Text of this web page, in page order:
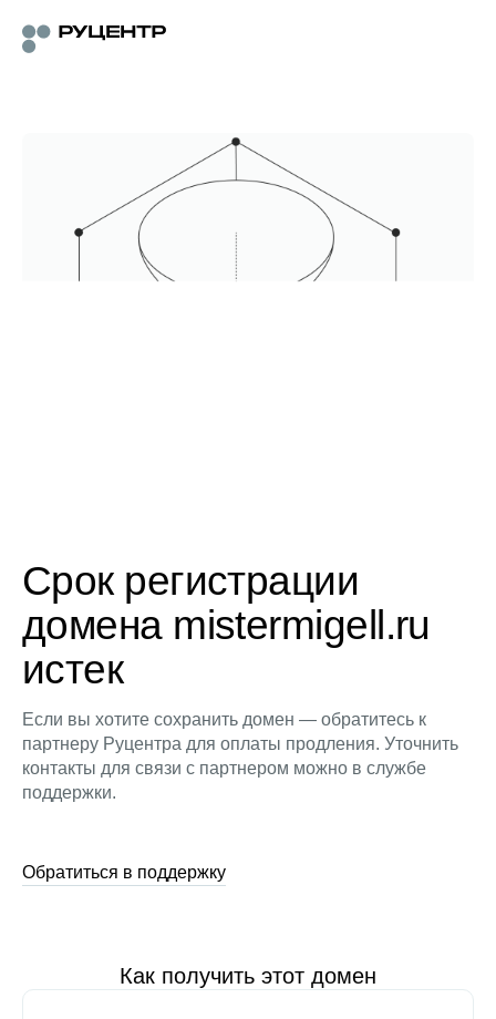
Срок регистрации
домена mistermigell.ru
истек
Если вы хотите сохранить домен — обратитесь к
партнеру Руцентра для оплаты продления. Уточнить
контакты для связи с партнером можно в службе
поддержки.
Обратиться в поддержку
Как получить этот домен